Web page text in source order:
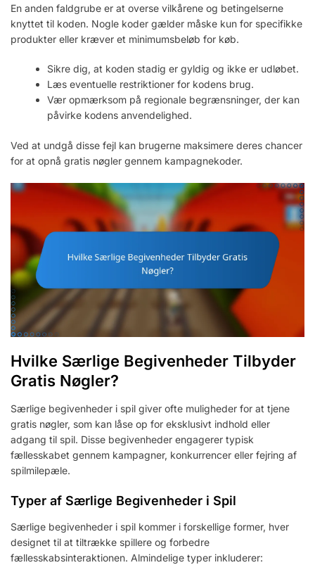
En anden faldgrube er at overse vilkårene og betingelserne
knyttet til koden. Nogle koder gælder måske kun for specifikke
produkter eller kræver et minimumsbeløb for køb.
Sikre dig, at koden stadig er gyldig og ikke er udløbet.
Læs eventuelle restriktioner for kodens brug.
Vær opmærksom på regionale begrænsninger, der kan
påvirke kodens anvendelighed.
Ved at undgå disse fejl kan brugerne maksimere deres chancer
for at opnå gratis nøgler gennem kampagnekoder.
Hvilke Særlige Begivenheder Tilbyder
Gratis Nøgler?
Særlige begivenheder i spil giver ofte muligheder for at tjene
gratis nøgler, som kan låse op for eksklusivt indhold eller
adgang til spil. Disse begivenheder engagerer typisk
fællesskabet gennem kampagner, konkurrencer eller fejring af
spilmilepæle.
Typer af Særlige Begivenheder i Spil
Særlige begivenheder i spil kommer i forskellige former, hver
designet til at tiltrække spillere og forbedre
fællesskabsinteraktionen. Almindelige typer inkluderer: